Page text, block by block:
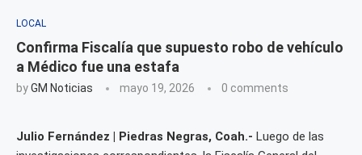
LOCAL
Confirma Fiscalía que supuesto robo de vehículo
a Médico fue una estafa
byGM Noticias mayo 19, 2026 0 comments
Julio Fernández | Piedras Negras, Coah.- Luego de las